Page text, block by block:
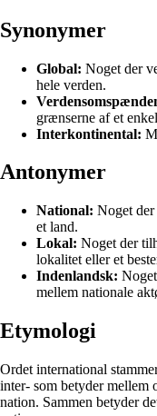
Synonymer
Global: Noget der
hele verden.
grænserne af et
Interkontinental:
Antonymer
National: Noget
et land.
Lokal: Noget der
lokalitet eller et
Indenlandsk:
mellem nationale
Etymologi
Ordet international
inter- som betyder mellem
nation. Sammen betyder